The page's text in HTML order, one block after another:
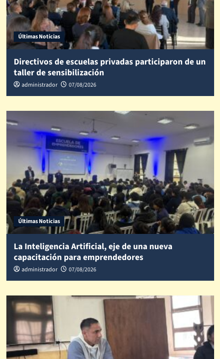
Últimas Noticias
Directivos de escuelas privadas participaron de un
taller de sensibilización
administrador 07/08/2026
Últimas Noticias
La Inteligencia Artificial, eje de una nueva
capacitación para emprendedores
administrador 07/08/2026